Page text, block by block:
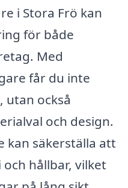
i Stora Frö kan
för både
Med
får du inte
utan också
och design.
kan säkerställa att
hållbar, vilket